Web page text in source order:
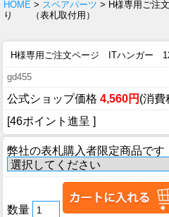
HOME > スペアパーツ > H様専用ご
り （表札取付用）
H様専用ご注文ページ ITハンガー
gd455
公式ショップ価格 4,560円 (消費
[46ポイント進呈 ]
弊社の表札購入者限定商品です
数量